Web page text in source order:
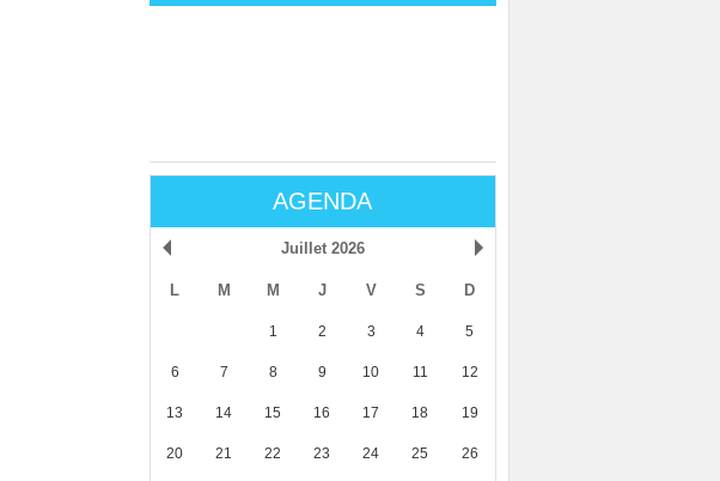
AGENDA
Juillet 2026
L M M J V S D
1 2 3 4 5
6 7 8 9 10 11 12
13 14 15 16 17 18 19
20 21 22 23 24 25 26